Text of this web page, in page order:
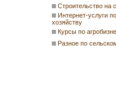
Строительство на
Интернет-услуги
хозяйству
Курсы по
Разное по